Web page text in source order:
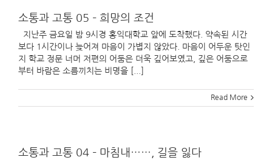
소통과 고통 05 – 희망의 조건
지난주 금요일 밤 9시경 홍익대학교 앞에 도착했다. 약속된 시간
보다 1시간이나 늦어져 마음이 가볍지 않았다. 마음이 어두운 탓인
지 학교 정문 너머 저편의 어둠은 더욱 깊어보였고, 깊은 어둠으로
부터 바람은 소름끼치는 비명을 [...]
Read More
소통과 고통 04 – 마침내……, 길을 잃다